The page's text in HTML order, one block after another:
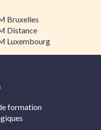
Bruxelles
Distance
Luxembourg
formation